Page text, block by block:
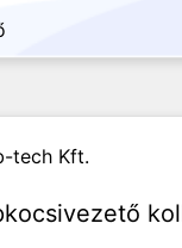
tech Kft.